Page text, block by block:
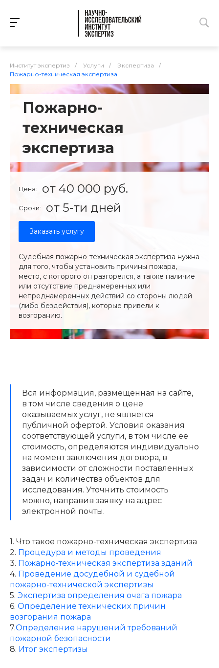
Институт экспертиз / Услуги / Экспертиза
/
Пожарно-техническая экспертиза
Пожарно-
техническая
экспертиза
Цена: от 40 000 руб.
Сроки: от 5-ти дней
Заказать услугу
Судебная пожарно-техническая экспертиза нужна
для того, чтобы установить причины пожара,
место, с которого он разгорелся, а также наличие
или отсутствие преднамеренных или
непреднамеренных действий со стороны людей
(либо бездействия), которые привели к
возгоранию.
Вся информация, размещенная на сайте,
в том числе сведения о цене
оказываемых услуг, не является
публичной офертой. Условия оказания
соответствующей услуги, в том числе её
стоимость, определяются индивидуально
на момент заключения договора, в
зависимости от сложности поставленных
задач и количества объектов для
исследования. Уточнить стоимость
можно, направив заявку на адрес
электронной почты.
1. Что такое пожарно-техническая экспертиза
2. Процедура и методы проведения
3. Пожарно-техническая экспертиза зданий
4. Проведение досудебной и судебной
пожарно-технической экспертизы
5. Экспертиза определения очага пожара
6. Определение технических причин
возгорания пожара
7.Определение нарушений требований
пожарной безопасности
8. Итог экспертизы